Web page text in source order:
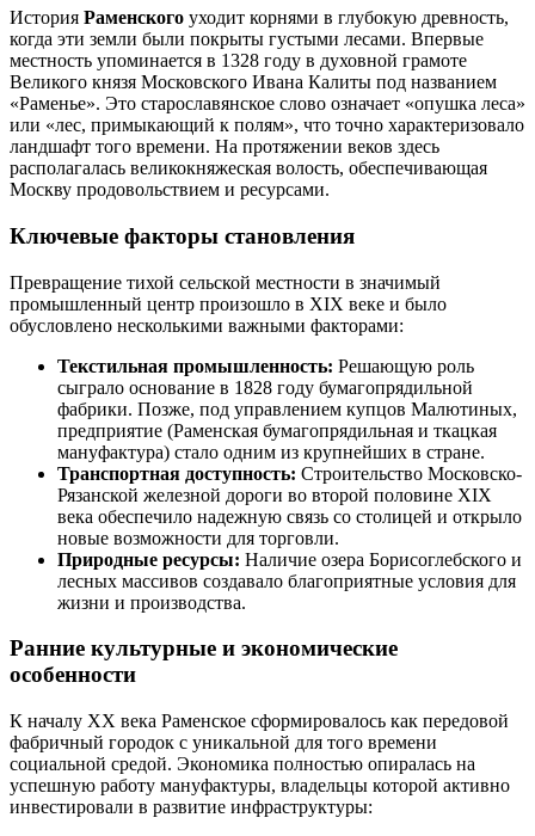
История Раменского уходит корнями в глубокую древность,
когда эти земли были покрыты густыми лесами. Впервые
местность упоминается в 1328 году в духовной грамоте
Великого князя Московского Ивана Калиты под названием
«Раменье». Это старославянское слово означает «опушка леса»
или «лес, примыкающий к полям», что точно характеризовало
ландшафт того времени. На протяжении веков здесь
располагалась великокняжеская волость, обеспечивающая
Москву продовольствием и ресурсами.
Ключевые факторы становления
Превращение тихой сельской местности в значимый
промышленный центр произошло в XIX веке и было
обусловлено несколькими важными факторами:
Текстильная промышленность: Решающую роль
сыграло основание в 1828 году бумагопрядильной
фабрики. Позже, под управлением купцов Малютиных,
предприятие (Раменская бумагопрядильная и ткацкая
мануфактура) стало одним из крупнейших в стране.
Транспортная доступность: Строительство Московско-
Рязанской железной дороги во второй половине XIX
века обеспечило надежную связь со столицей и открыло
новые возможности для торговли.
Природные ресурсы: Наличие озера Борисоглебского и
лесных массивов создавало благоприятные условия для
жизни и производства.
Ранние культурные и экономические
особенности
К началу XX века Раменское сформировалось как передовой
фабричный городок с уникальной для того времени
социальной средой. Экономика полностью опиралась на
успешную работу мануфактуры, владельцы которой активно
инвестировали в развитие инфраструктуры: